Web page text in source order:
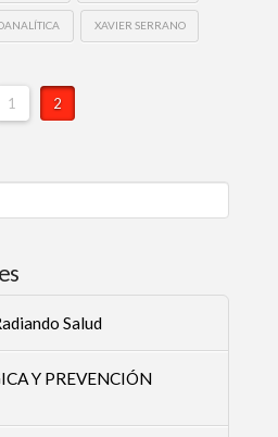
XAVIER SERRANO
1 2
Salud
Y PREVENCIÓN